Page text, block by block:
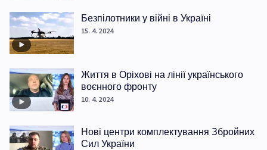
Безпілотники у війні в Україні
15. 4. 2024
Життя в Оріхові на лінії українського
воєнного фронту
10. 4. 2024
Нові центри комплектування Збройних
Сил України